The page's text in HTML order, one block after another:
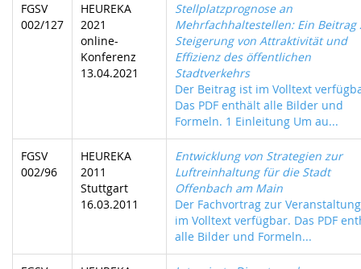
FGSV
002/127
HEUREKA
2021
online-
Konferenz
13.04.2021
Stellplatzprognose an
Mehrfachhaltestellen: Ein Beitrag
Steigerung von Attraktivität und
Effizienz des öffentlichen
Stadtverkehrs
Der Beitrag ist im Volltext
Das PDF enthält alle Bilder und
Formeln. 1 Einleitung Um au...
FGSV
002/96
HEUREKA
2011
Stuttgart
16.03.2011
Entwicklung von Strategien zur
Luftreinhaltung für die Stadt
Offenbach am Main
Der Fachvortrag zur
im Volltext verfügbar. Das PDF
alle Bilder und Formeln...